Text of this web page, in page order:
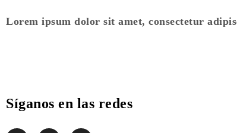
Lorem ipsum dolor sit amet, consectetur
Síganos en las redes